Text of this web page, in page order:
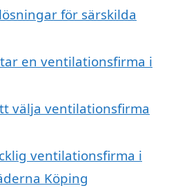
för särskilda
en ventilationsfirma i
välja ventilationsfirma
ventilationsfirma i
Köping